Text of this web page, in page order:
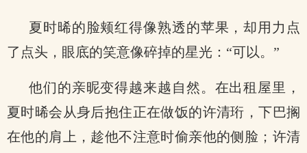
夏时晞的脸颊红得像熟透的苹果，却用力点
了点头，眼底的笑意像碎掉的星光：“可以。”
他们的亲昵变得越来越自然。在出租屋里，
夏时晞会从身后抱住正在做饭的许清珩，下巴搁
在他的肩上，趁他不注意时偷亲他的侧脸；许清